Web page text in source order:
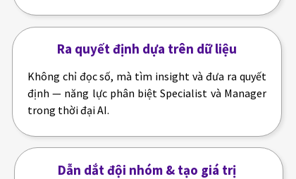
Không chỉ đọc số, mà tìm insight và đưa ra quyết
định — năng lực phân biệt Specialist và Manager
trong thời đại AI.
Ra quyết định dựa trên dữ liệu
Dẫn dắt đội nhóm & tạo giá trị